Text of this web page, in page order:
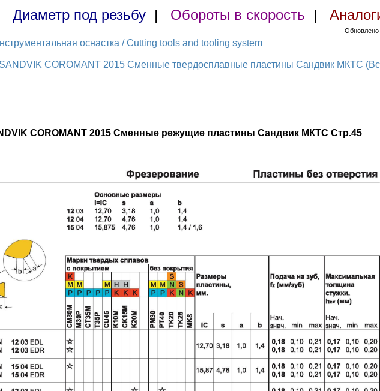
Диаметр под резьбу | Обороты в скорость |
Обновлено
оснастка / Cutting tools and tooling system
SANDVIK COROMANT 2015 Сменные твердосплавные пластины Сандвик МКТС
COROMANT 2015 Сменные режущие пластины Сандвик МКТС Стр.45